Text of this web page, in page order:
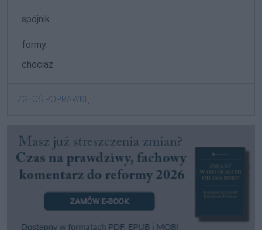
spójnik
formy:
chociaż
ZGŁOŚ POPRAWKĘ